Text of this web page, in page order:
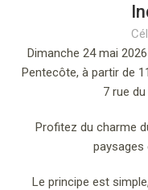
Dimanche 24 mai
Pentecôte, à partir de
7 rue du
Profitez du charme
paysages
Le principe est